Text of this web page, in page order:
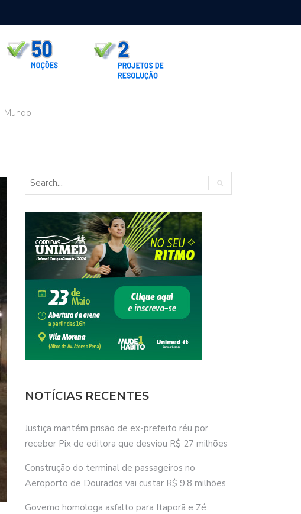
Dourados
Mundo
NOTÍCIAS RECENTES
Justiça mantém prisão de ex-prefeito réu por
receber Pix de editora que desviou R$ 27 milhões
Construção do terminal de passageiros no
Aeroporto de Dourados vai custar R$ 9,8 milhões
Governo homologa asfalto para Itaporã e Zé